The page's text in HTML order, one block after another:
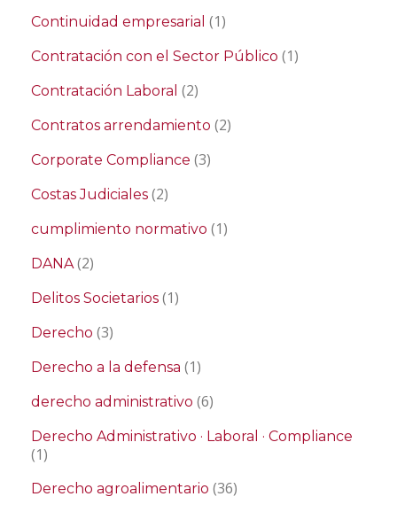
Continuidad empresarial (1)
Contratación con el Sector Público (1)
Contratación Laboral (2)
Contratos arrendamiento (2)
Corporate Compliance (3)
Costas Judiciales (2)
cumplimiento normativo (1)
DANA(2)
Delitos Societarios (1)
Derecho (3)
Derecho a la defensa (1)
derecho administrativo (6)
Derecho Administrativo · Laboral · Compliance
(1)
Derecho agroalimentario (36)